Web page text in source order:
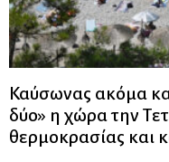
Καύσωνας ακόμα
δύο» η χώρα την
θερμοκρασίας και